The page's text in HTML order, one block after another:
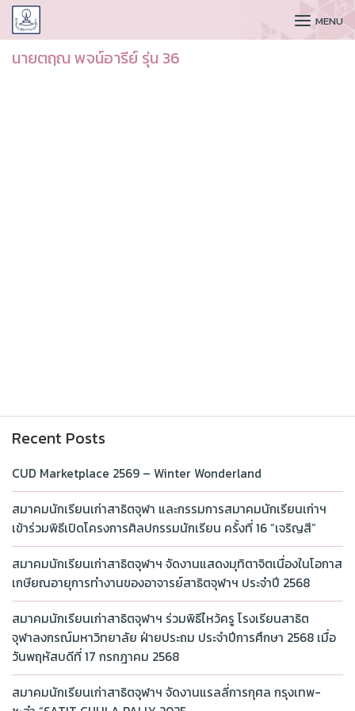
CUDAA MENU
นายตฤณ พจน์อารีย์ รุ่น 36
Recent Posts
CUD Marketplace 2569 – Winter Wonderland
สมาคมนักเรียนเก่าสาธิตจุฬา และกรรมการสมาคมนักเรียนเก่าฯ
เข้าร่วมพิธีเปิดโครงการศิลปกรรมนักเรียน ครั้งที่ 16 “เจริญสี”
สมาคมนักเรียนเก่าสาธิตจุฬาฯ จัดงานแสดงมุทิตาจิตเนื่องในโอกาส
เกษียณอายุการทำงานของอาจารย์สาธิตจุฬาฯ ประจำปี 2568
สมาคมนักเรียนเก่าสาธิตจุฬาฯ ร่วมพิธีไหว้ครู โรงเรียนสาธิต
จุฬาลงกรณ์มหาวิทยาลัย ฝ่ายประถม ประจำปีการศึกษา 2568 เมื่อ
วันพฤหัสบดีที่ 17 กรกฎาคม 2568
สมาคมนักเรียนเก่าสาธิตจุฬาฯ จัดงานแรลลี่การกุศล กรุงเทพ-